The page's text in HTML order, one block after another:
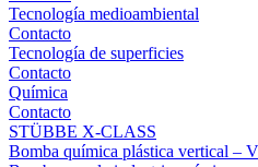
Tecnología medioambiental
Contacto
Tecnología de superficies
Contacto
Química
Contacto
STÜBBE X-CLASS
Bomba química plástica vertical –